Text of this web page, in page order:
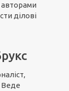
авторами
ділові
Веде